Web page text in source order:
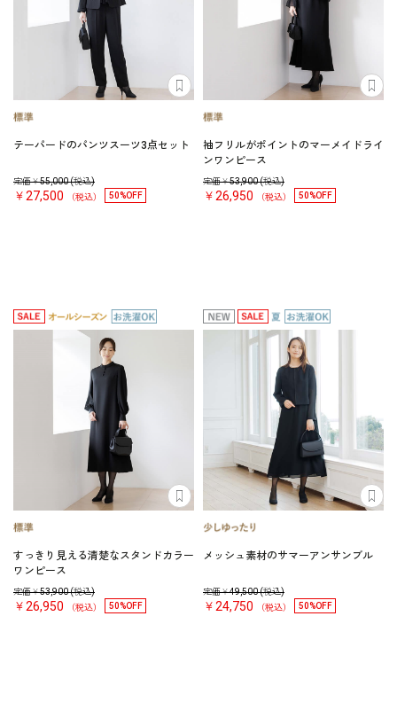
テーパードのパンツスーツ3点セット
定価￥55,000(税込)
￥27,500 （税込） 50%OFF
袖フリルがポイントのマーメイドライ
ンワンピース
定価￥53,900(税込)
￥26,950 （税込） 50%OFF
すっきり見える清楚なスタンドカラー
ワンピース
定価￥53,900(税込)
￥26,950 （税込） 50%OFF
メッシュ素材のサマーアンサンブル
定価￥49,500(税込)
￥24,750 （税込） 50%OFF